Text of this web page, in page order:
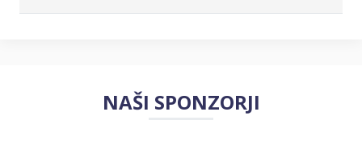
NAŠI SPONZORJI